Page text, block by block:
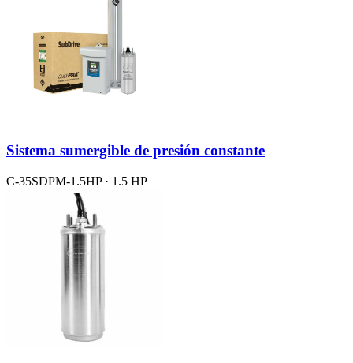
Sistema sumergible de presión constante
C-35SDPM-1.5HP · 1.5 HP